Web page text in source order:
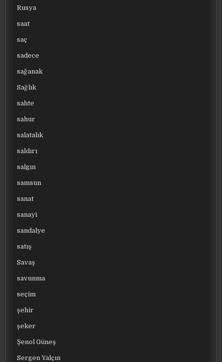
Rusya
saat
saç
sadece
sağanak
Sağlık
sahte
sahur
salatalık
saldırı
salgın
samsun
sanat
sanayi
sandalye
satış
Savaş
savunma
seçim
şehir
şeker
Şenol Güneş
Sergen Yalçın